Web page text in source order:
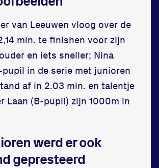
van Leeuwen vloog over de
min. te finishen voor zijn
en iets sneller; Nina
in de serie met junioren
af in 2.03 min. en talentje
Laan (B-pupil) zijn 1000m in
werd er ook
gepresteerd